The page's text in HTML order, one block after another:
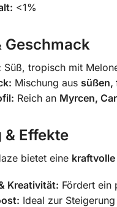
<1%
Geschmack
Süß, tropisch mit
Mischung aus süßen,
Reich an Myrcen,
Effekte
bietet eine
Kreativität: Fördert ein
Ideal zur